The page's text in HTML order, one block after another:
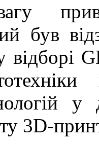
був
відборі
у
3D-